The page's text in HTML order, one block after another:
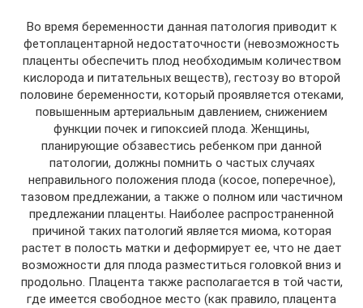
Во время беременности данная патология приводит к
фетоплацентарной недостаточности (невозможность
плаценты обеспечить плод необходимым количеством
кислорода и питательных веществ), гестозу во второй
половине беременности, который проявляется отеками,
повышенным артериальным давлением, снижением
функции почек и гипоксией плода. Женщины,
планирующие обзавестись ребенком при данной
патологии, должны помнить о частых случаях
неправильного положения плода (косое, поперечное),
тазовом предлежании, а также о полном или частичном
предлежании плаценты. Наиболее распространенной
причиной таких патологий является миома, которая
растет в полость матки и деформирует ее, что не дает
возможности для плода разместиться головкой вниз и
продольно. Плацента также располагается в той части,
где имеется свободное место (как правило, плацента